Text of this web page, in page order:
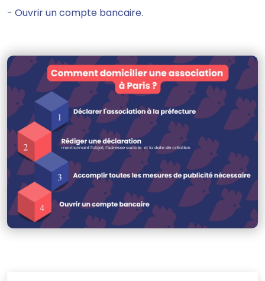
- Ouvrir un compte bancaire.